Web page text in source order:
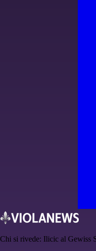
Chi si rivede: Ilicic al Gewiss